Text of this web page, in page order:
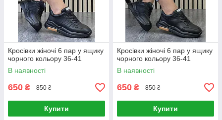
Кросівки жіночі 6 пар у ящику
чорного кольору 36-41
В наявності
650 ₴ 850 ₴
Купити
Кросівки жіночі 6 пар у ящику
чорного кольору 36-41
В наявності
650 ₴ 850 ₴
Купити